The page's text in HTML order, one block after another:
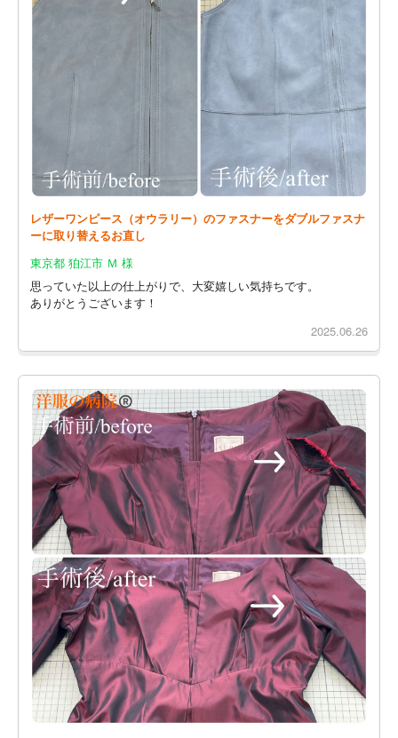
レザーワンピース（オウラリー）のファスナーをダブルファスナ
ーに取り替えるお直し
東京都 狛江市 Ｍ 様
思っていた以上の仕上がりで、大変嬉しい気持ちです。
ありがとうございます！
2025.06.26